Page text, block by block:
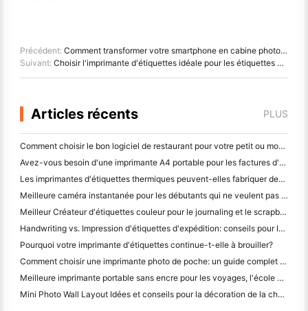
Précédent: Comment transformer votre smartphone en cabine photo avec la dernière imprimante smartphone
Suivant: Choisir l'imprimante d'étiquettes idéale pour les étiquettes à plaques signalétiques et à film durables
Articles récents PLUS
Comment choisir le bon logiciel de restaurant pour votre petit ou moyen restaurant
Avez-vous besoin d'une imprimante A4 portable pour les factures d'entrepôt? Ce qui fonctionne réellement
Les imprimantes d'étiquettes thermiques peuvent-elles fabriquer des étiquettes imperméables pour les produits des petites entreprises?
Meilleure caméra instantanée pour les débutants qui ne veulent pas gaspiller du papier
Meilleur Créateur d'étiquettes couleur pour le journaling et le scrapbooking: ajouter plus de couleur à chaque page
Handwriting vs. Impression d'étiquettes d'expédition: conseils pour les petites entreprises en 2026
Pourquoi votre imprimante d'étiquettes continue-t-elle à brouiller?
Comment choisir une imprimante photo de poche: un guide complet pour les utilisateurs de journaux, de voyages et d'iPhone
Meilleure imprimante portable sans encre pour les voyages, l'école et le travail mobile: Hanin MT620 Pro Review
Mini Photo Wall Layout Idées et conseils pour la décoration de la chambre à coucher et du dortoir